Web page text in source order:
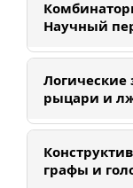
ребусы,
Научный
Знакомимся с
деревом
без
Логические
рыцари и
Учимся
задачи про
графы и